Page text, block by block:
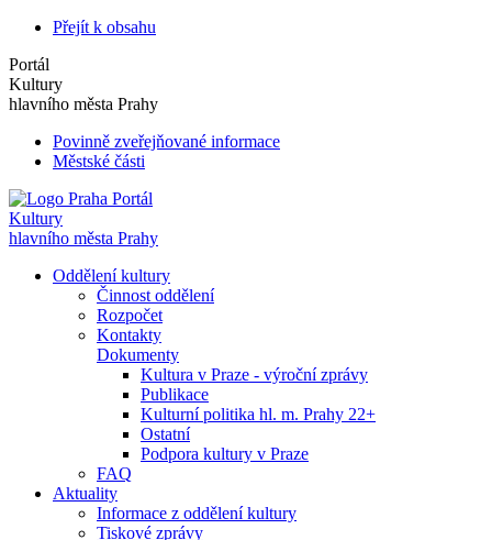
Přejít k obsahu
Portál
Kultury
hlavního města Prahy
Povinně zveřejňované informace
Městské části
Portál
Kultury
hlavního města Prahy
Oddělení kultury
Činnost oddělení
Rozpočet
Kontakty
Dokumenty
Kultura v Praze - výroční zprávy
Publikace
Kulturní politika hl. m. Prahy 22+
Ostatní
Podpora kultury v Praze
FAQ
Aktuality
Informace z oddělení kultury
Tiskové zprávy